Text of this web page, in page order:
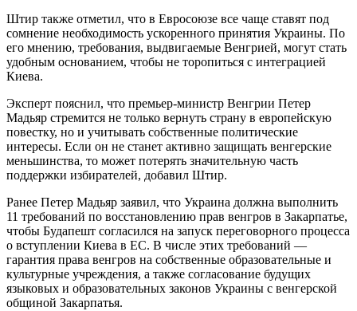
Штир также отметил, что в Евросоюзе все чаще ставят под
сомнение необходимость ускоренного принятия Украины. По
его мнению, требования, выдвигаемые Венгрией, могут стать
удобным основанием, чтобы не торопиться с интеграцией
Киева.
Эксперт пояснил, что премьер-министр Венгрии Петер
Мадьяр стремится не только вернуть страну в европейскую
повестку, но и учитывать собственные политические
интересы. Если он не станет активно защищать венгерские
меньшинства, то может потерять значительную часть
поддержки избирателей, добавил Штир.
Ранее Петер Мадьяр заявил, что Украина должна выполнить
11 требований по восстановлению прав венгров в Закарпатье,
чтобы Будапешт согласился на запуск переговорного процесса
о вступлении Киева в ЕС. В числе этих требований —
гарантия права венгров на собственные образовательные и
культурные учреждения, а также согласование будущих
языковых и образовательных законов Украины с венгерской
общиной Закарпатья.